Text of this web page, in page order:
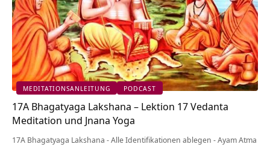
MEDITATIONSANLEITUNG PODCAST
17A Bhagatyaga Lakshana – Lektion 17 Vedanta
Meditation und Jnana Yoga
17A Bhagatyaga Lakshana - Alle Identifikationen ablegen - Ayam Atma